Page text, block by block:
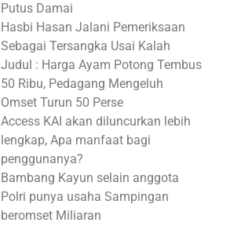
Putus Damai
Hasbi Hasan Jalani Pemeriksaan
Sebagai Tersangka Usai Kalah
Judul : Harga Ayam Potong Tembus
50 Ribu, Pedagang Mengeluh
Omset Turun 50 Perse
Access KAI akan diluncurkan lebih
lengkap, Apa manfaat bagi
penggunanya?
Bambang Kayun selain anggota
Polri punya usaha Sampingan
beromset Miliaran